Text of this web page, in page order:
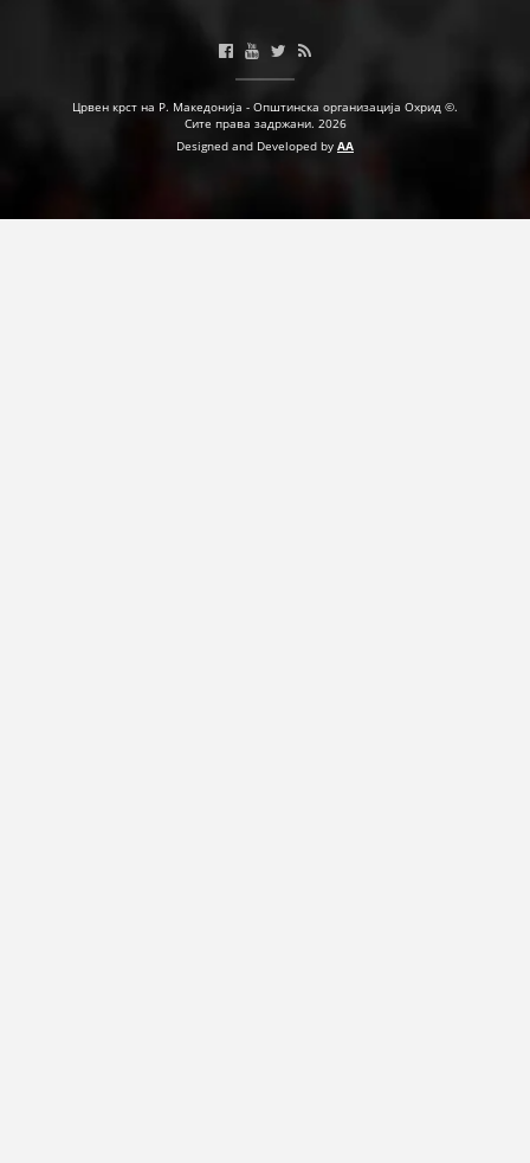
Црвен крст на Р. Македонија - Општинска организација Охрид ©.
Сите права задржани. 2026
Designed and Developed by AA